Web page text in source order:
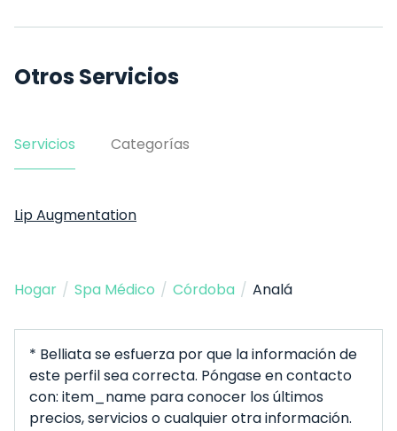
Otros Servicios
Servicios Categorías
Lip Augmentation
Hogar / Spa Médico / Córdoba / Analá
* Belliata se esfuerza por que la información de
este perfil sea correcta. Póngase en contacto
con: item_name para conocer los últimos
precios, servicios o cualquier otra información.